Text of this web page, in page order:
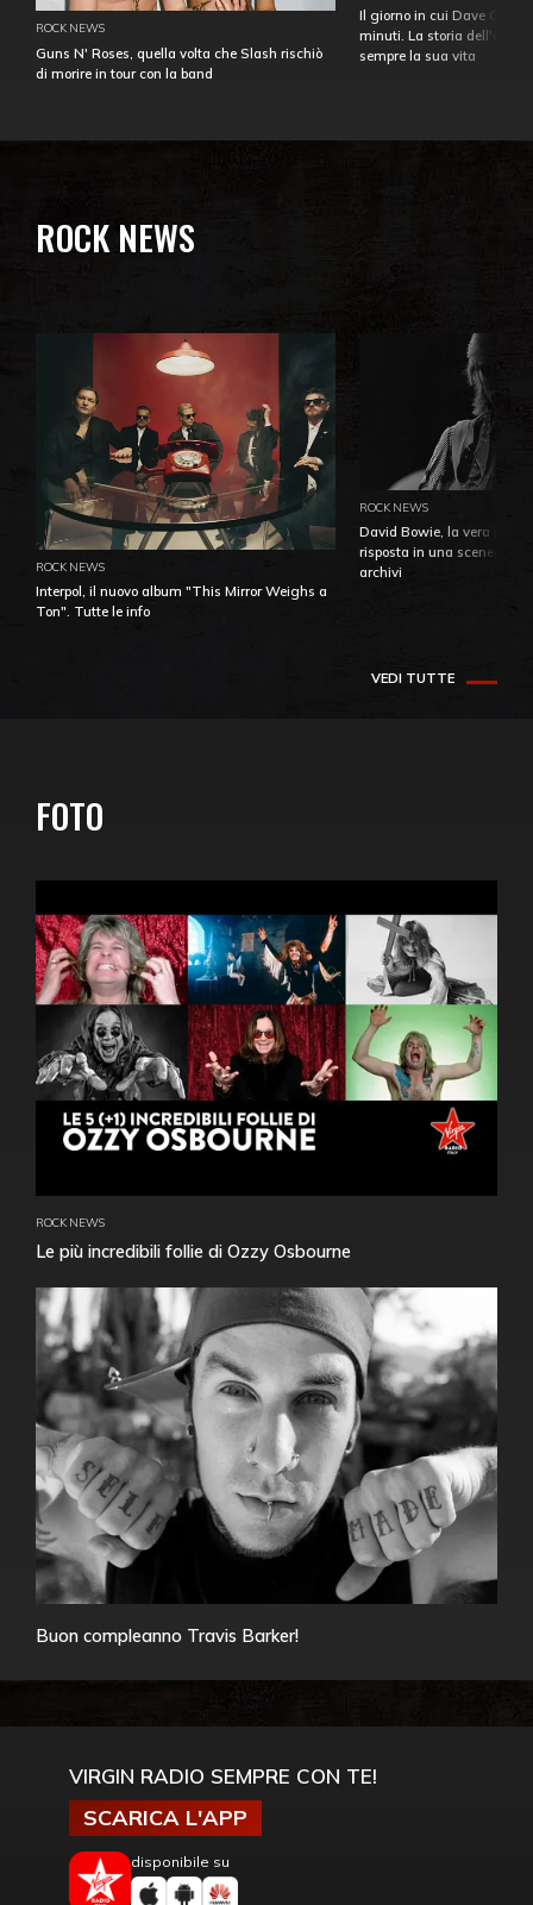
ROCK NEWS
Guns N' Roses, quella volta che Slash rischiò
di morire in tour con la band
Il giorno in cui Dave
minuti. La storia
sempre la sua vita
ROCK NEWS
ROCK NEWS
Interpol, il nuovo album "This Mirror Weighs a
Ton". Tutte le info
ROCK NEWS
David Bowie, la vera
risposta in una
archivi
VEDI TUTTE
FOTO
ROCK NEWS
Le più incredibili follie di Ozzy Osbourne
Buon compleanno Travis Barker!
VIRGIN RADIO SEMPRE CON TE!
SCARICA L'APP
disponibile su